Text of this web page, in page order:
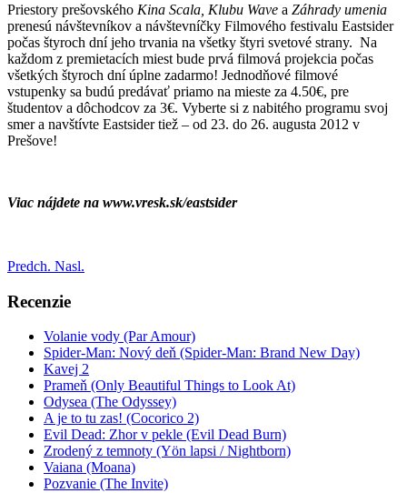
Priestory prešovského Kina Scala, Klubu Wave a Záhrady umenia
prenesú návštevníkov a návštevníčky Filmového festivalu Eastsider
počas štyroch dní jeho trvania na všetky štyri svetové strany. Na
každom z premietacích miest bude prvá filmová projekcia počas
všetkých štyroch dní úplne zadarmo! Jednodňové filmové
vstupenky sa budú predávať priamo na mieste za 4.50€, pre
študentov a dôchodcov za 3€. Vyberte si z nabitého programu svoj
smer a navštívte Eastsider tiež – od 23. do 26. augusta 2012 v
Prešove!
Viac nájdete na www.vresk.sk/eastsider
Predch. Nasl.
Recenzie
Volanie vody (Par Amour)
Spider-Man: Nový deň (Spider-Man: Brand New Day)
Kavej 2
Prameň (Only Beautiful Things to Look At)
Odysea (The Odyssey)
A je to tu zas! (Cocorico 2)
Evil Dead: Zhor v pekle (Evil Dead Burn)
Zrodený z temnoty (Yön lapsi / Nightborn)
Vaiana (Moana)
Pozvanie (The Invite)